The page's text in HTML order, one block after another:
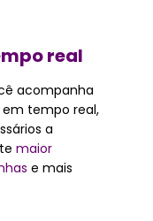
real
acompanha
tempo real,
a
maior
e mais